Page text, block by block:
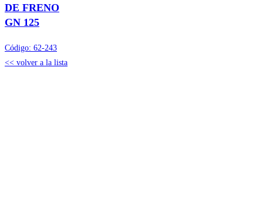
DE FRENO
GN 125
Código: 62-243
<< volver a la lista